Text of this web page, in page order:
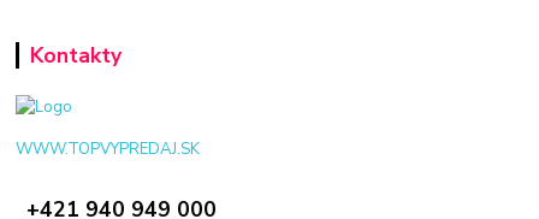
Kontakty
WWW.TOPVYPREDAJ.SK
+421 940 949 000